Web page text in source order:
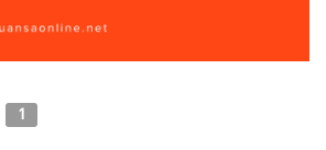
1